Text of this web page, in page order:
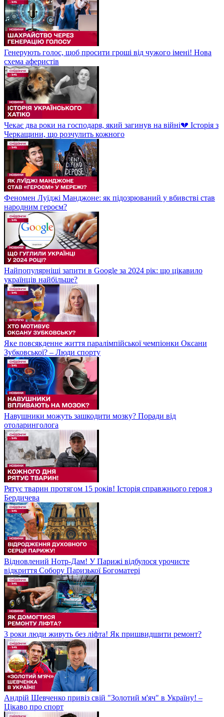
Генерують голос, щоб просити гроші від чужого імені! Нова
схема аферистів
Чекає два роки на господаря, який загинув на війні💔 Історія з
Черкащини, що розчулить кожного
Феномен Луїджі Манджоне: як підозрюваний у вбивстві став
народним героєм?
Найпопулярніші запити в Google за 2024 рік: що цікавило
українців найбільше?
Яке повсякденне життя паралімпійської чемпіонки Оксани
Зубковської? – Люди спорту
Навушники можуть зашкодити мозку? Поради від
отоларинголога
Рятує тварин протягом 15 років! Історія справжнього героя з
Бердичева
Відновлений Нотр-Дам! У Парижі відбулося урочисте
відкриття Собору Паризької Богоматері
3 роки люди живуть без ліфта! Як пришвидшити ремонт?
Андрій Шевченко привіз свій "Золотий м'яч" в Україну! –
Цікаво про спорт